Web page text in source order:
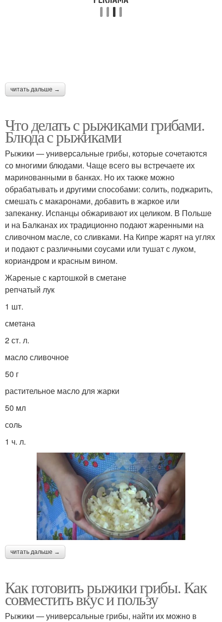
читать дальше →
Что делать с рыжиками грибами.
Блюда с рыжиками
Рыжики — универсальные грибы, которые сочетаются
со многими блюдами. Чаще всего вы встречаете их
маринованными в банках. Но их также можно
обрабатывать и другими способами: солить, поджарить,
смешать с макаронами, добавить в жаркое или
запеканку. Испанцы обжаривают их целиком. В Польше
и на Балканах их традиционно подают жаренными на
сливочном масле, со сливками. На Кипре жарят на углях
и подают с различными соусами или тушат с луком,
кориандром и красным вином.
Жареные с картошкой в сметане
репчатый лук
1 шт.
сметана
2 ст. л.
масло сливочное
50 г
растительное масло для жарки
50 мл
соль
1 ч. л.
читать дальше →
Как готовить рыжики грибы. Как
совместить вкус и пользу
Рыжики — универсальные грибы, найти их можно в